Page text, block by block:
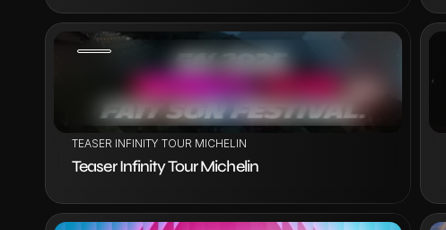
VOIR LE PROJET
TEASER INFINITY TOUR MICHELIN
Teaser Infinity Tour Michelin